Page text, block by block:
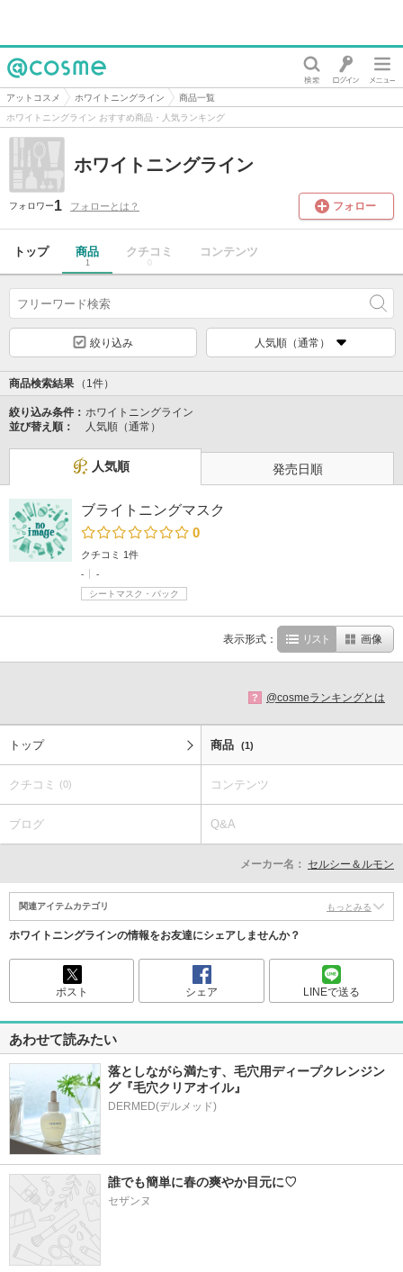
@cosme
アットコスメ ホワイトニングライン
商品一覧
ホワイトニングライン おすすめ商品・人気ランキング
ホワイトニングライン
フォロワー1 フォローとは？ フォロー
トップ 商品
1
クチコミ
0
コンテンツ
絞り込み 人気順（通常）
商品検索結果 （1件）
絞り込み条件： ホワイトニングライン
並び替え順：
人気順（通常）
人気順 発売日順
ブライトニングマスク
0
クチコミ 1件
-
-
シートマスク・パック
表示形式： リスト 画像
? @cosmeランキングとは
トップ 商品 (1)
クチコミ (0) コンテンツ
ブログ Q&A
メーカー名： セルシー＆ルモン
関連アイテムカテゴリ もっとみる
ホワイトニングラインの情報をお友達にシェアしませんか？
ポスト シェア LINEで送る
あわせて読みたい
落としながら満たす、毛穴用ディープクレンジン
グ『毛穴クリアオイル』
誰でも簡単に春の爽やか目元に♡
セザンヌ